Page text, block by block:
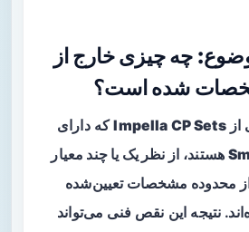
چه چیزی خارج از
شده است؟
ازImpella CP Setsکه دارای
هستند، از نظر یک یا چند معیار
از محدوده مشخصات تعیین‌شده
. نتیجه این نقص فنی می‌تواند